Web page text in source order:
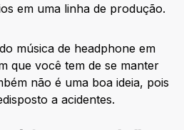
em uma linha de produção.
música de headphone em
que você tem de se manter
não é uma boa ideia, pois
a acidentes.